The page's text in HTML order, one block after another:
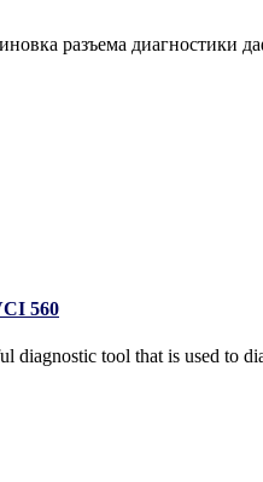
разъема диагностики
560
diagnostic tool that is used to